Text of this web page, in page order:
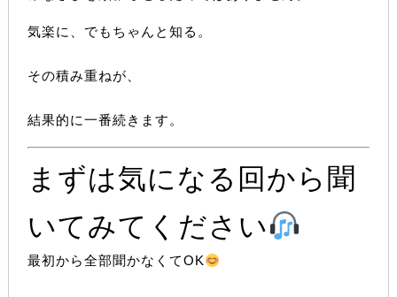
気楽に、でもちゃんと知る。
その積み重ねが、
結果的に一番続きます。
まずは気になる回から聞
いてみてください
最初から全部聞かなくてOK